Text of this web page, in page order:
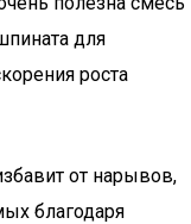
для
роста
от нарывов,
благодаря